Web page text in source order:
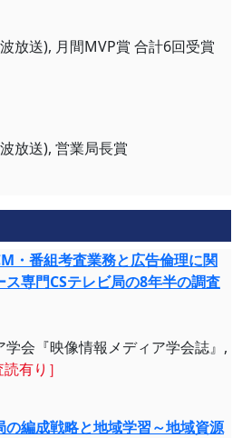
放送), 月間MVP賞 合計6回受賞
放送), 営業局長賞
・番組考査業務と広告倫理に関
専門CSテレビ局の8年半の調査
会『映像情報メディア学会誌』,
読有り］
の編成戦略と地域学習～地域資源